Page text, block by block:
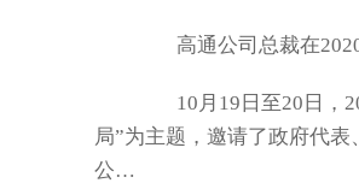
高通公司总裁在2020
10月19日至20日，
局”为主题，邀请了政府代
公…